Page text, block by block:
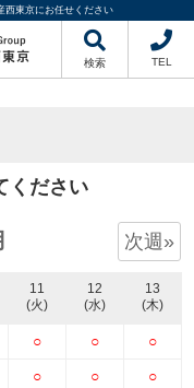
西東京にお任せください
検索 TEL
ください
次週»
11
(火)
○
○
12
(水)
○
○
13
(木)
○
○